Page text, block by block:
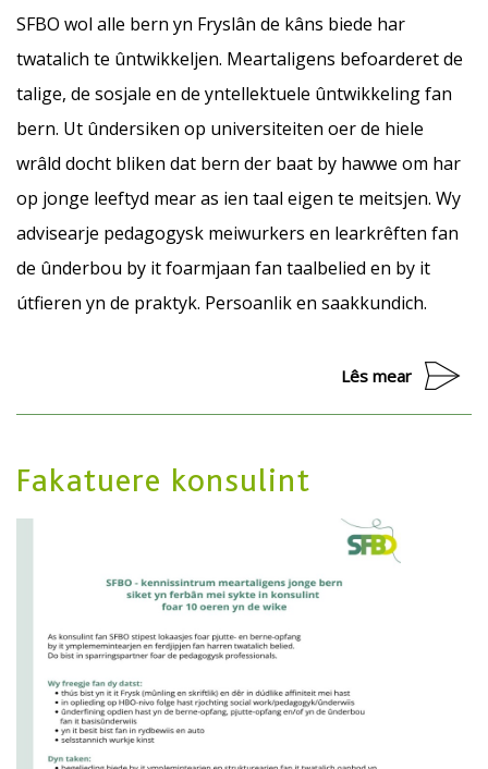
SFBO wol alle bern yn Fryslân de kâns biede har
twatalich te ûntwikkeljen. Meartaligens befoarderet de
talige, de sosjale en de yntellektuele ûntwikkeling fan
bern. Ut ûndersiken op universiteiten oer de hiele
wrâld docht bliken dat bern der baat by hawwe om har
op jonge leeftyd mear as ien taal eigen te meitsjen. Wy
advisearje pedagogysk meiwurkers en learkrêften fan
de ûnderbou by it foarmjaan fan taalbelied en by it
útfieren yn de praktyk. Persoanlik en saakkundich.
Lês mear
Fakatuere konsulint